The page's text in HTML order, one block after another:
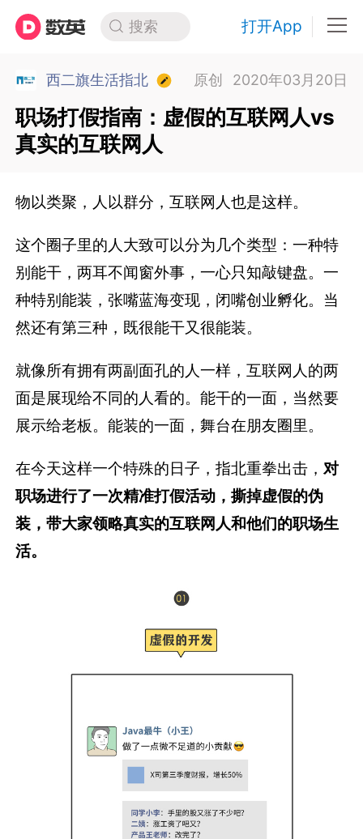
搜索 打开App
西二旗生活指北 原创 2020年03月20日
职场打假指南：虚假的互联网人vs
真实的互联网人
物以类聚，人以群分，互联网人也是这样。
这个圈子里的人大致可以分为几个类型：一种特
别能干，两耳不闻窗外事，一心只知敲键盘。一
种特别能装，张嘴蓝海变现，闭嘴创业孵化。当
然还有第三种，既很能干又很能装。
就像所有拥有两副面孔的人一样，互联网人的两
面是展现给不同的人看的。能干的一面，当然要
展示给老板。能装的一面，舞台在朋友圈里。
在今天这样一个特殊的日子，指北重拳出击，对
职场进行了一次精准打假活动，撕掉虚假的伪
装，带大家领略真实的互联网人和他们的职场生
活。